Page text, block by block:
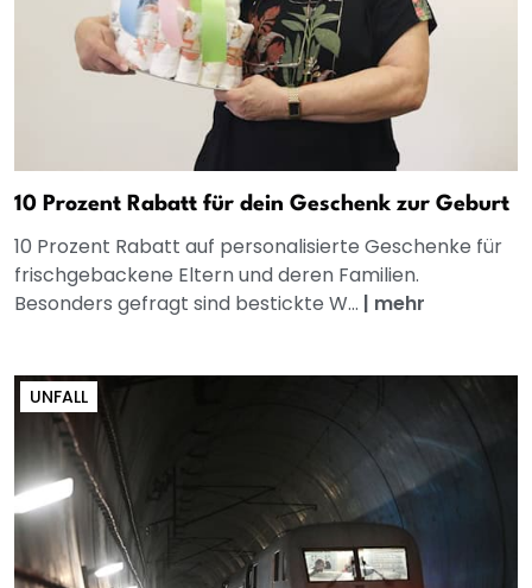
10 Prozent Rabatt für dein Geschenk zur Geburt
10 Prozent Rabatt auf personalisierte Geschenke für
frischgebackene Eltern und deren Familien.
Besonders gefragt sind bestickte W... | mehr
UNFALL